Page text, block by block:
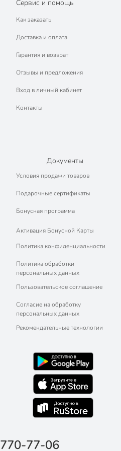
Сервис и помощь
Как заказать
Доставка и оплата
Гарантия и возврат
Отзывы и предложения
Вход в личный кабинет
Контакты
Документы
Условия продажи товаров
Подарочные сертификаты
Бонусная программа
Активация Бонусной Карты
Политика конфиденциальности
Политика обработки
персональных данных
Пользовательское соглашение
Согласие на обработку
персональных данных
Рекомендательные технологии
77-06